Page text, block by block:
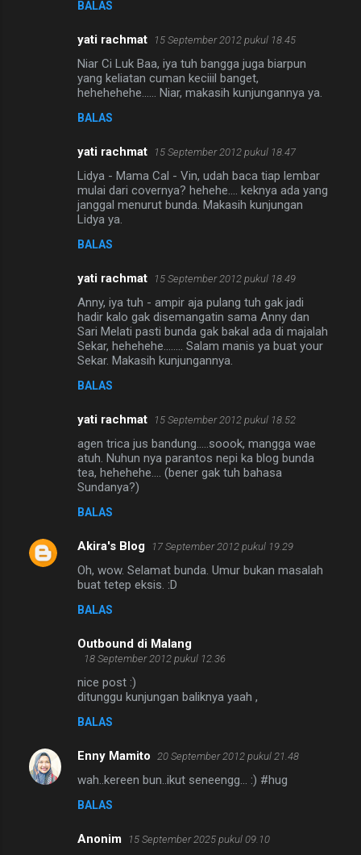
BALAS
yati rachmat 15 September 2012 pukul 18.45
Niar Ci Luk Baa, iya tuh bangga juga biarpun
yang keliatan cuman keciiil banget,
hehehehehe...... Niar, makasih kunjungannya ya.
BALAS
yati rachmat 15 September 2012 pukul 18.47
Lidya - Mama Cal - Vin, udah baca tiap lembar
mulai dari covernya? hehehe.... keknya ada yang
janggal menurut bunda. Makasih kunjungan
Lidya ya.
BALAS
yati rachmat 15 September 2012 pukul 18.49
Anny, iya tuh - ampir aja pulang tuh gak jadi
hadir kalo gak disemangatin sama Anny dan
Sari Melati pasti bunda gak bakal ada di majalah
Sekar, hehehehe........ Salam manis ya buat your
Sekar. Makasih kunjungannya.
BALAS
yati rachmat 15 September 2012 pukul 18.52
agen trica jus bandung.....soook, mangga wae
atuh. Nuhun nya parantos nepi ka blog bunda
tea, hehehehe.... (bener gak tuh bahasa
Sundanya?)
BALAS
Akira's Blog 17 September 2012 pukul 19.29
Oh, wow. Selamat bunda. Umur bukan masalah
buat tetep eksis. :D
BALAS
Outbound di Malang
18 September 2012 pukul 12.36
nice post :)
ditunggu kunjungan baliknya yaah ,
BALAS
Enny Mamito 20 September 2012 pukul 21.48
wah..kereen bun..ikut seneengg... :) #hug
BALAS
Anonim 15 September 2025 pukul 09.10